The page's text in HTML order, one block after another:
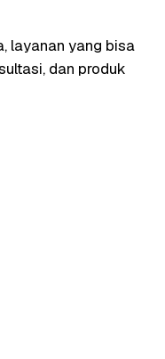
layanan yang bisa
dan produk